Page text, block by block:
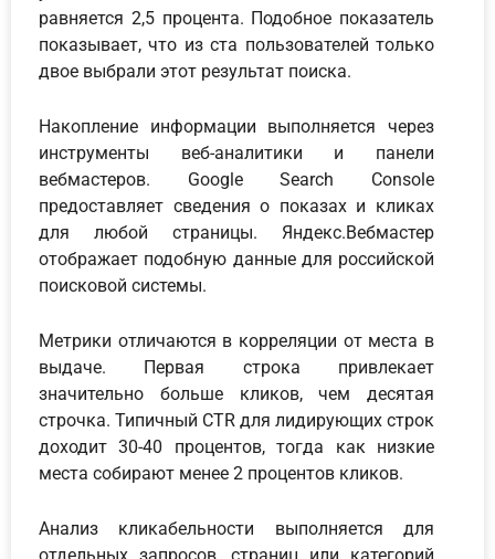
равняется 2,5 процента. Подобное показатель
показывает, что из ста пользователей только
двое выбрали этот результат поиска.
Накопление информации выполняется через
инструменты веб-аналитики и панели
вебмастеров. Google Search Console
предоставляет сведения о показах и кликах
для любой страницы. Яндекс.Вебмастер
отображает подобную данные для российской
поисковой системы.
Метрики отличаются в корреляции от места в
выдаче. Первая строка привлекает
значительно больше кликов, чем десятая
строчка. Типичный CTR для лидирующих строк
доходит 30-40 процентов, тогда как низкие
места собирают менее 2 процентов кликов.
Анализ кликабельности выполняется для